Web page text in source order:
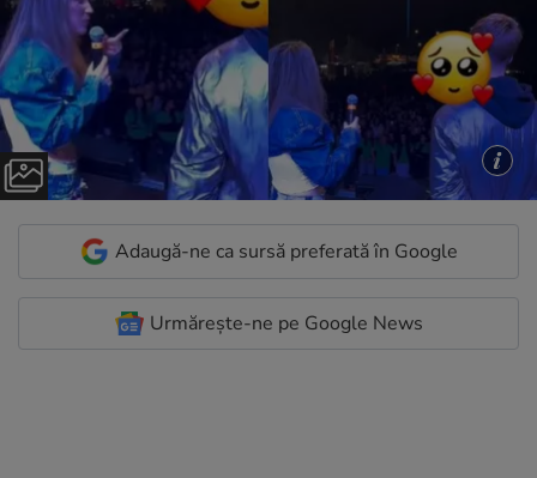
Adaugă-ne ca sursă preferată în Google
Urmărește-ne pe Google News